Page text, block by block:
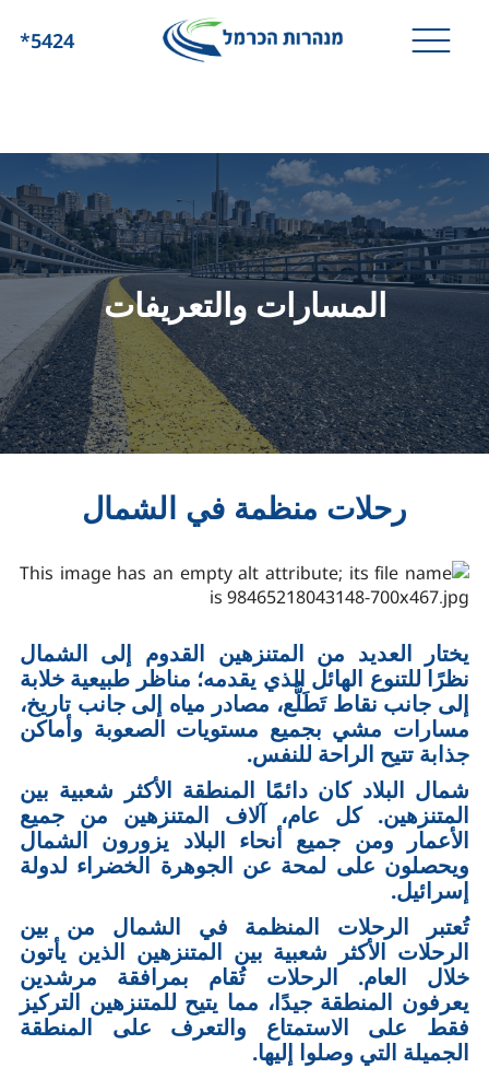
*5424
المسارات والتعريفات
رحلات منظمة في الشمال
يختار العديد من المتنزهين القدوم إلى الشمال
نظرًا للتنوع الهائل الذي يقدمه؛ مناظر طبيعية خلابة
إلى جانب نقاط تَطَلُّع، مصادر مياه إلى جانب تاريخ،
مسارات مشي بجميع مستويات الصعوبة وأماكن
جذابة تتيح الراحة للنفس.
شمال البلاد كان دائمًا المنطقة الأكثر شعبية بين
المتنزهين. كل عام، آلاف المتنزهين من جميع
الأعمار ومن جميع أنحاء البلاد يزورون الشمال
ويحصلون على لمحة عن الجوهرة الخضراء لدولة
إسرائيل.
تُعتبر الرحلات المنظمة في الشمال من بين
الرحلات الأكثر شعبية بين المتنزهين الذين يأتون
خلال العام. الرحلات تُقام بمرافقة مرشدين
يعرفون المنطقة جيدًا، مما يتيح للمتنزهين التركيز
فقط على الاستمتاع والتعرف على المنطقة
الجميلة التي وصلوا إليها.